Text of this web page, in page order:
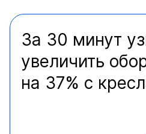
За 30 минут
увеличить
на 37% с